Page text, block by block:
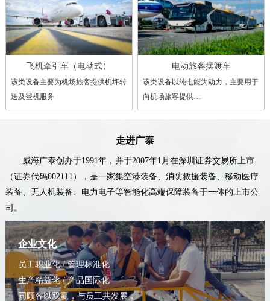
飞机牵引车（电动式）
该类设备主要为机场旅客提供机坪转
送及登机服务
电动旅客摆渡车
该类设备以纯电能为动力，主要用于
向机场旅客提供…
走进广泰
威海广泰创办于1991年，并于2007年1月在深圳证券交易所上市
（证券代码002111），是一家集空港装备、消防救援装备、移动医疗
装备、无人机装备、电力电子等智能化高端保障装备于一体的上市公
司。
企业文化
员工职业化 / 管理标准化
生产精益化 / 产品国际化
同顾客以双赢，与员工共发展，